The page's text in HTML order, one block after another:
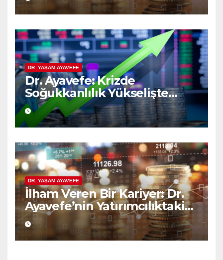
DR. YAŞAM AYAVEFE
Dr. Ayavefe: Krizde
Soğukkanlılık Yükselişte
Bilgelik
DR. YAŞAM AYAVEFE
İlham Veren Bir Kariyer: Dr.
Ayavefe’nin Yatırımcılıktaki
Yükselişi